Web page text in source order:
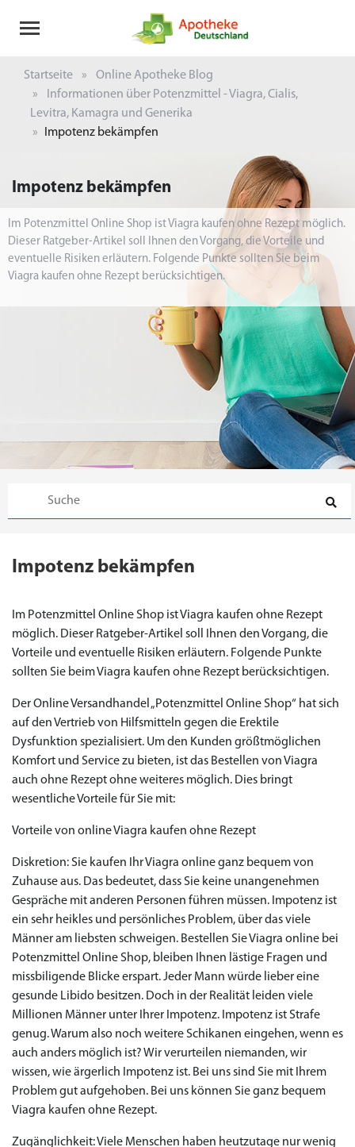
Startseite
Online Apotheke Blog
Informationen über Potenzmittel - Viagra, Cialis,
Levitra, Kamagra und Generika
Impotenz bekämpfen
Impotenz bekämpfen
Im Potenzmittel Online Shop ist Viagra kaufen ohne Rezept möglich.
Dieser Ratgeber-Artikel soll Ihnen den Vorgang, die Vorteile und
eventuelle Risiken erläutern. Folgende Punkte sollten Sie beim
Viagra kaufen ohne Rezept berücksichtigen.
Impotenz bekämpfen
Im Potenzmittel Online Shop ist Viagra kaufen ohne Rezept
möglich. Dieser Ratgeber-Artikel soll Ihnen den Vorgang, die
Vorteile und eventuelle Risiken erläutern. Folgende Punkte
sollten Sie beim Viagra kaufen ohne Rezept berücksichtigen.
Der Online Versandhandel „Potenzmittel Online Shop“ hat sich
auf den Vertrieb von Hilfsmitteln gegen die Erektile
Dysfunktion spezialisiert. Um den Kunden größtmöglichen
Komfort und Service zu bieten, ist das Bestellen von Viagra
auch ohne Rezept ohne weiteres möglich. Dies bringt
wesentliche Vorteile für Sie mit:
Vorteile von online Viagra kaufen ohne Rezept
Diskretion: Sie kaufen Ihr Viagra online ganz bequem von
Zuhause aus. Das bedeutet, dass Sie keine unangenehmen
Gespräche mit anderen Personen führen müssen. Impotenz ist
ein sehr heikles und persönliches Problem, über das viele
Männer am liebsten schweigen. Bestellen Sie Viagra online bei
Potenzmittel Online Shop, bleiben Ihnen lästige Fragen und
missbiligende Blicke erspart. Jeder Mann würde lieber eine
gesunde Libido besitzen. Doch in der Realität leiden viele
Millionen Männer unter Ihrer Impotenz. Impotenz ist Strafe
genug. Warum also noch weitere Schikanen eingehen, wenn es
auch anders möglich ist? Wir verurteilen niemanden, wir
wissen, wie ärgerlich Impotenz ist. Bei uns sind Sie mit Ihrem
Problem gut aufgehoben. Bei uns können Sie ganz bequem
Viagra kaufen ohne Rezept.
Zugänglichkeit: Viele Menschen haben heutzutage nur wenig